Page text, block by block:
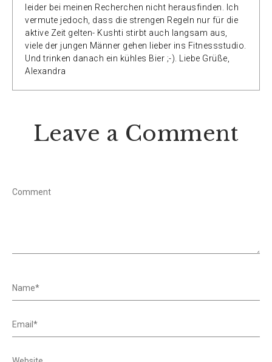
leider bei meinen Recherchen nicht herausfinden. Ich
vermute jedoch, dass die strengen Regeln nur für die
aktive Zeit gelten- Kushti stirbt auch langsam aus,
viele der jungen Männer gehen lieber ins Fitnessstudio.
Und trinken danach ein kühles Bier ;-). Liebe Grüße,
Alexandra
Leave a Comment